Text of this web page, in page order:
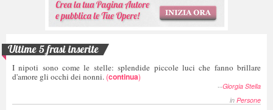
Ultime 5 frasi inserite
I nipoti sono come le stelle: splendide piccole luci che fanno brillare
d'amore gli occhi dei nonni. (continua)
--Giorgia Stella
in Persone